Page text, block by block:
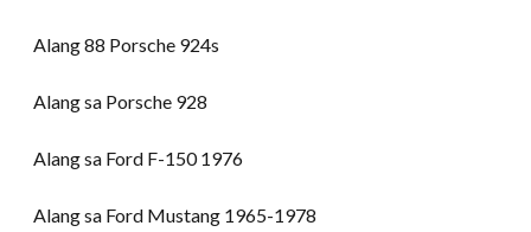
Alang 88 Porsche 924s
Alang sa Porsche 928
Alang sa Ford F-150 1976
Alang sa Ford Mustang 1965-1978